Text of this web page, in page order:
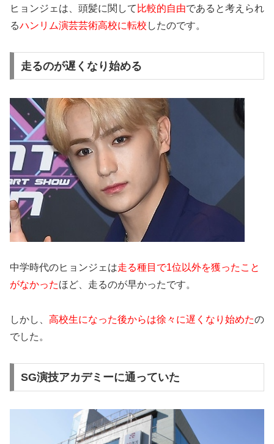
ヒョンジェは、頭髪に関して 比較的自由であると考えられ
るハンリム演芸芸術高校に転校 したのです。
走るのが遅くなり始める
中学時代のヒョンジェは走る種目で1位以外を獲ったこと
がなかったほど、走るのが早かったです。
しかし、 高校生になった後からは徐々に遅くなり始めたの
でした。
SG演技アカデミーに通っていた